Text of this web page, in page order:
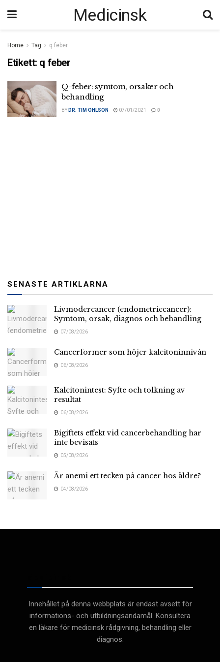
Medicinsk
Home Tag q feber
Etikett: q feber
Q-feber: symtom, orsaker och
behandling
BY DR. TIM OHLSON 07/01/2021 0
SENASTE ARTIKLARNA
Livmodercancer (endometriecancer):
Symtom, orsak, diagnos och behandling
07/08/2026
Cancerformer som höjer kalcitoninnivån
06/08/2026
Kalcitonintest: Syfte och tolkning av
resultat
06/08/2026
Bigiftets effekt vid cancerbehandling har
inte bevisats
05/08/2026
Är anemi ett tecken på cancer hos äldre?
04/08/2026
Innehållet på denna webbplats är endast avsett för
informations- och utbildningsändamål. Konsultera
en läkare för medicinsk rådgivning, behandling eller
diagnos.